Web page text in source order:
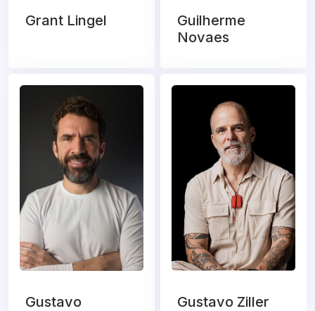
Grant Lingel
Guilherme
Novaes
Gustavo
Gustavo Ziller